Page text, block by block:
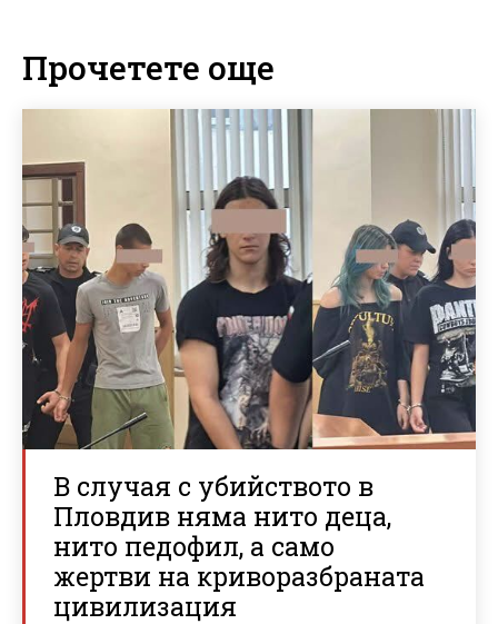
Прочетете още
В случая с убийството в
Пловдив няма нито деца,
нито педофил, а само
жертви на криворазбраната
цивилизация